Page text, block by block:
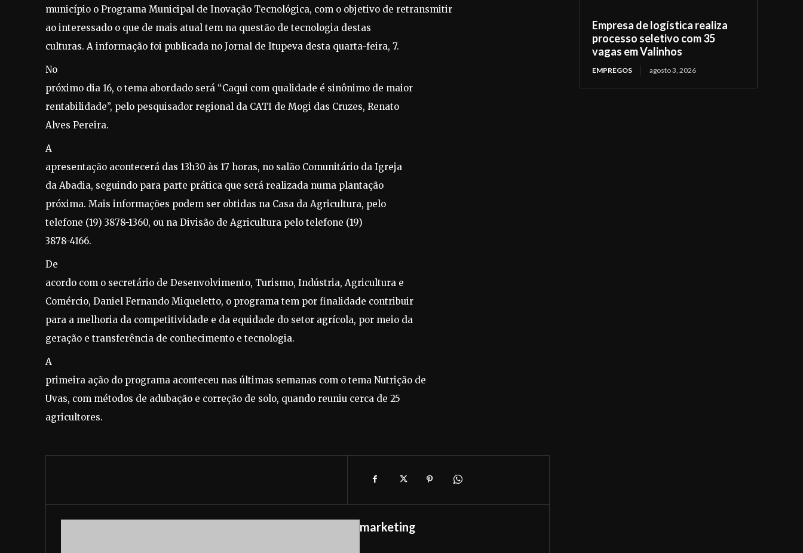
município o Programa Municipal de Inovação Tecnológica, com o objetivo de retransmitir
ao interessado o que de mais atual tem na questão de tecnologia destas
culturas. A informação foi publicada no Jornal de Itupeva desta quarta-feira, 7.
No
próximo dia 16, o tema abordado será “Caqui com qualidade é sinônimo de maior
rentabilidade”, pelo pesquisador regional da CATI de Mogi das Cruzes, Renato
Alves Pereira.
A
apresentação acontecerá das 13h30 às 17 horas, no salão Comunitário da Igreja
da Abadia, seguindo para parte prática que será realizada numa plantação
próxima. Mais informações podem ser obtidas na Casa da Agricultura, pelo
telefone (19) 3878-1360, ou na Divisão de Agricultura pelo telefone (19)
3878-4166.
De
acordo com o secretário de Desenvolvimento, Turismo, Indústria, Agricultura e
Comércio, Daniel Fernando Miqueletto, o programa tem por finalidade contribuir
para a melhoria da competitividade e da equidade do setor agrícola, por meio da
geração e transferência de conhecimento e tecnologia.
A
primeira ação do programa aconteceu nas últimas semanas com o tema Nutrição de
Uvas, com métodos de adubação e correção de solo, quando reuniu cerca de 25
agricultores.
marketing
Empresa de logística realiza
processo seletivo com 35
vagas em Valinhos
EMPREGOS agosto 3, 2026